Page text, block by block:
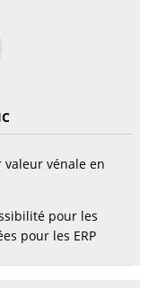
vénale en
pour les
pour les ERP